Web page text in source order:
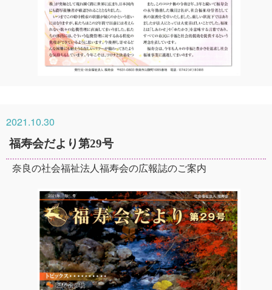
2021.10.30
福寿会だより第29号
奈良の社会福祉法人福寿会の広報誌のご案内